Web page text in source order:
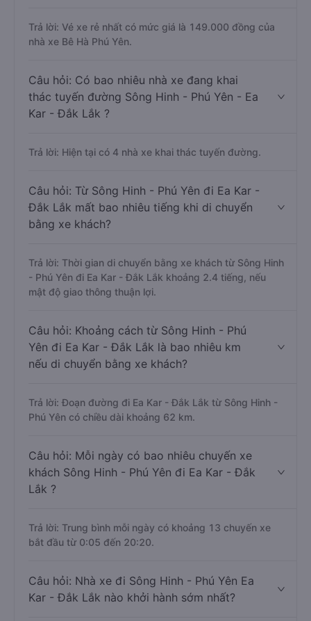
Trả lời: Vé xe rẻ nhất có mức giá là 149.000 đồng của
nhà xe Bê Hà Phú Yên.
Câu hỏi: Có bao nhiêu nhà xe đang khai
thác tuyến đường Sông Hinh - Phú Yên - Ea
Kar - Đắk Lắk ?
Trả lời: Hiện tại có 4 nhà xe khai thác tuyến đường.
Câu hỏi: Từ Sông Hinh - Phú Yên đi Ea Kar -
Đắk Lắk mất bao nhiêu tiếng khi di chuyển
bằng xe khách?
Trả lời: Thời gian di chuyển bằng xe khách từ Sông Hinh
- Phú Yên đi Ea Kar - Đắk Lắk khoảng 2.4 tiếng, nếu
mật độ giao thông thuận lợi.
Câu hỏi: Khoảng cách từ Sông Hinh - Phú
Yên đi Ea Kar - Đắk Lắk là bao nhiêu km
nếu di chuyển bằng xe khách?
Trả lời: Đoạn đường đi Ea Kar - Đắk Lắk từ Sông Hinh -
Phú Yên có chiều dài khoảng 62 km.
Câu hỏi: Mỗi ngày có bao nhiêu chuyến xe
khách Sông Hinh - Phú Yên đi Ea Kar - Đắk
Lắk ?
Trả lời: Trung bình mỗi ngày có khoảng 13 chuyến xe
bắt đầu từ 0:05 đến 20:20.
Câu hỏi: Nhà xe đi Sông Hinh - Phú Yên Ea
Kar - Đắk Lắk nào khởi hành sớm nhất?